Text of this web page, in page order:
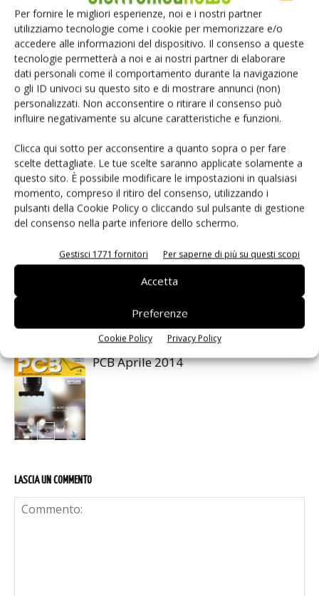
Per fornire le migliori esperienze, noi e i nostri partner
utilizziamo tecnologie come i cookie per memorizzare e/o
accedere alle informazioni del dispositivo. Il consenso a queste
tecnologie permetterà a noi e ai nostri partner di elaborare
dati personali come il comportamento durante la navigazione
o gli ID univoci su questo sito e di mostrare annunci (non)
personalizzati. Non acconsentire o ritirare il consenso può
influire negativamente su alcune caratteristiche e funzioni.
Clicca qui sotto per acconsentire a quanto sopra o per fare
scelte dettagliate. Le tue scelte saranno applicate solamente a
questo sito. È possibile modificare le impostazioni in qualsiasi
momento, compreso il ritiro del consenso, utilizzando i
pulsanti della Cookie Policy o cliccando sul pulsante di gestione
del consenso nella parte inferiore dello schermo.
Gestisci 1771 fornitori Per saperne di più su questi scopi
Accetta
Preferenze
Cookie Policy Privacy Policy
Dall'idea al progetto
Facebook Twitter
ARTICOLI CORRELATI ALTRO DALL'AUTORE
XXV edizione del Convegno Nazionale
contatto TS9800
PCB Aprile 2014
LASCIA UN COMMENTO